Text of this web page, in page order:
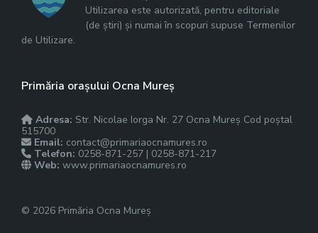
Utilizarea este autorizată, pentru editoriale
(de știri) și numai în scopuri supuse Termenilor
de Utilizare.
Primăria orașului Ocna Mureș
Adresa: Str. Nicolae Iorga Nr. 27 Ocna Mureș Cod poștal
515700
Email: contact@primariaocnamures.ro
Telefon: 0258-871-257 | 0258-871-217
Web: www.primariaocnamures.ro
© 2026 Primăria Ocna Mureș